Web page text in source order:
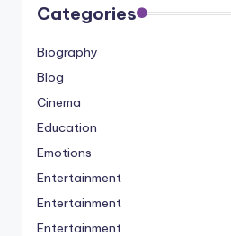
Categories
Biography
Blog
Cinema
Education
Emotions
Entertainment
Entertainment
Entertainment